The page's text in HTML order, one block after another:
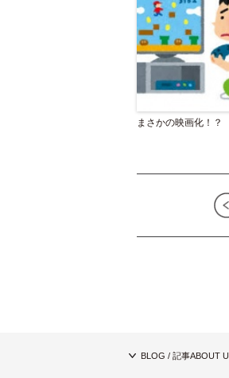
まさかの映画化！？
BLOG / 記事ABOUT